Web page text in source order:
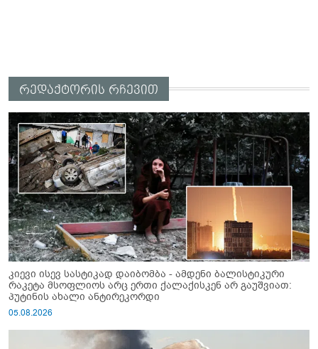
რედაქტორის რჩევით
კიევი ისევ სასტიკად დაიბომბა - ამდენი ბალისტიკური
რაკეტა მსოფლიოს არც ერთი ქალაქისკენ არ გაუშვიათ:
პუტინის ახალი ანტირეკორდი
05.08.2026